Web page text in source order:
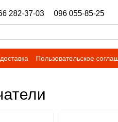
282-37-03 096 055-85-25
Пользовательское